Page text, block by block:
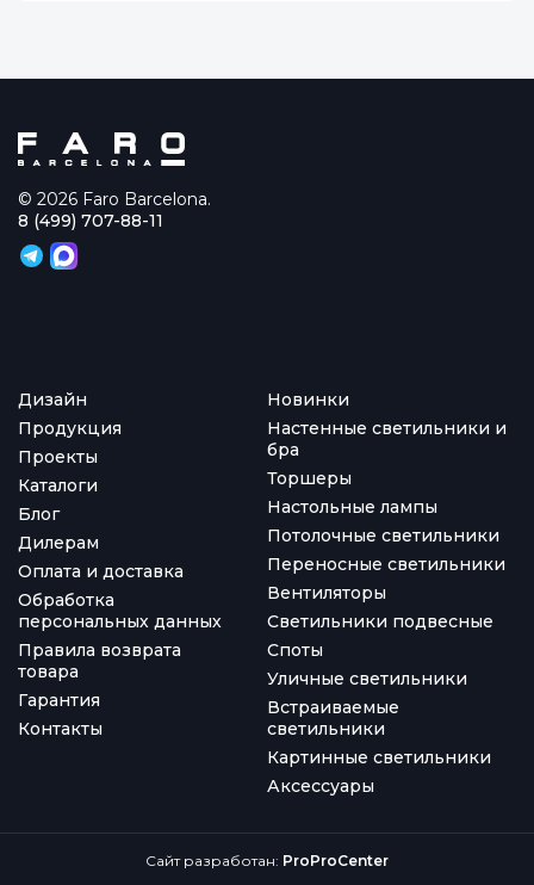
© 2026 Faro Barcelona.
Дизайн
Продукция
Проекты
Каталоги
Блог
Дилерам
Оплата и доставка
Обработка
персональных данных
Правила возврата
товара
Гарантия
Контакты
Новинки
Настенные светильники и
бра
Торшеры
Настольные лампы
Потолочные светильники
Переносные светильники
Вентиляторы
Светильники подвесные
Споты
Уличные светильники
Встраиваемые
светильники
Картинные светильники
Аксессуары
8 (499) 707-88-11
Сайт разработан: ProProCenter